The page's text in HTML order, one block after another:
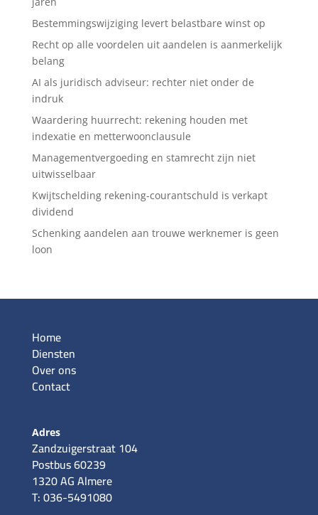
Bestemmingswijziging levert belastbare winst op
Recht op alle voordelen uit aandelen is aanmerkelijk
belang
AI als juridisch adviseur: rechter niet onder de
indruk
Waardering huurrecht: rekening houden met
indexatie en metterwoonclausule
Managementvergoeding en stamrecht zijn niet
uitwisselbaar
Kwijtschelding rekening-courantschuld is verkapt
dividend
Schenking aandelen aan trouwe werknemer is geen
loon
Home
Diensten
Over ons
Contact
Adres
Zandzuigerstraat 104
Postbus 60239
1320 AG Almere
T: 036-5491080